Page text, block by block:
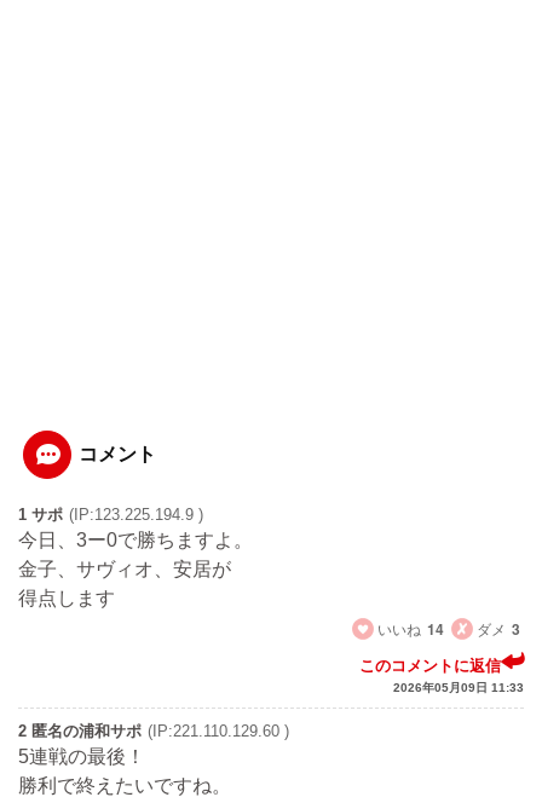
コメント
1 サポ (IP:123.225.194.9 )
今日、3ー0で勝ちますよ。
金子、サヴィオ、安居が
得点します
いいね 14 ダメ 3
このコメントに返信
2026年05月09日 11:33
2 匿名の浦和サポ (IP:221.110.129.60 )
5連戦の最後！
勝利で終えたいですね。